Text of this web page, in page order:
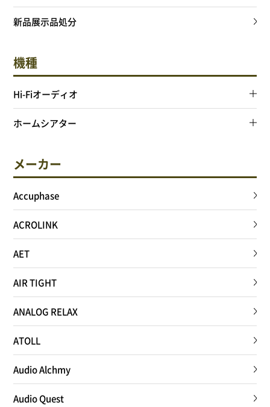
プライバシーポリシー
新品展示品処分
機種
Hi-Fiオーディオ
ホームシアター
メーカー
Accuphase
ACROLINK
AET
AIR TIGHT
ANALOG RELAX
ATOLL
Audio Alchmy
Audio Quest